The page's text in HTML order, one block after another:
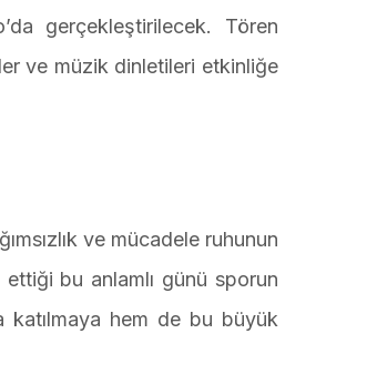
gerçekleştirilecek. Tören
ve müzik dinletileri etkinliğe
ve mücadele ruhunun
bu anlamlı günü sporun
katılmaya hem de bu büyük